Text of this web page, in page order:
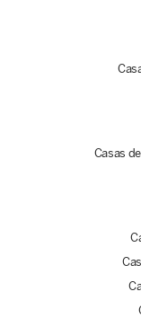
Casas